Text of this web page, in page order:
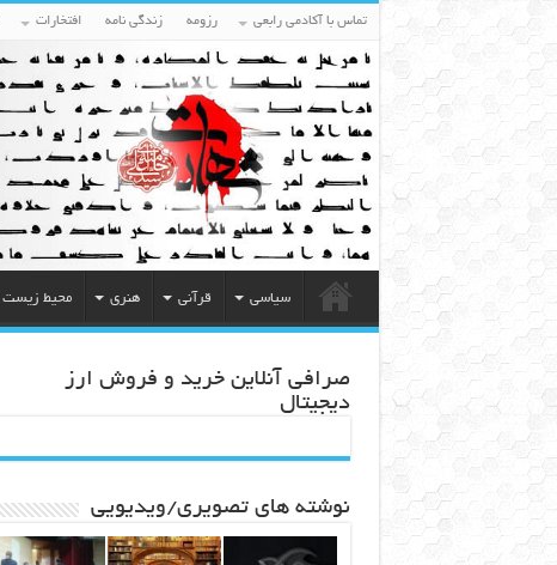
تماس با آکادمی رابعی رزومه زندگی نامه افتخارات
سیاسی قرآنی هنری محیط زیست
صرافی آنلاین خرید و فروش ارز
دیجیتال
نوشته های تصویری/ویدیویی